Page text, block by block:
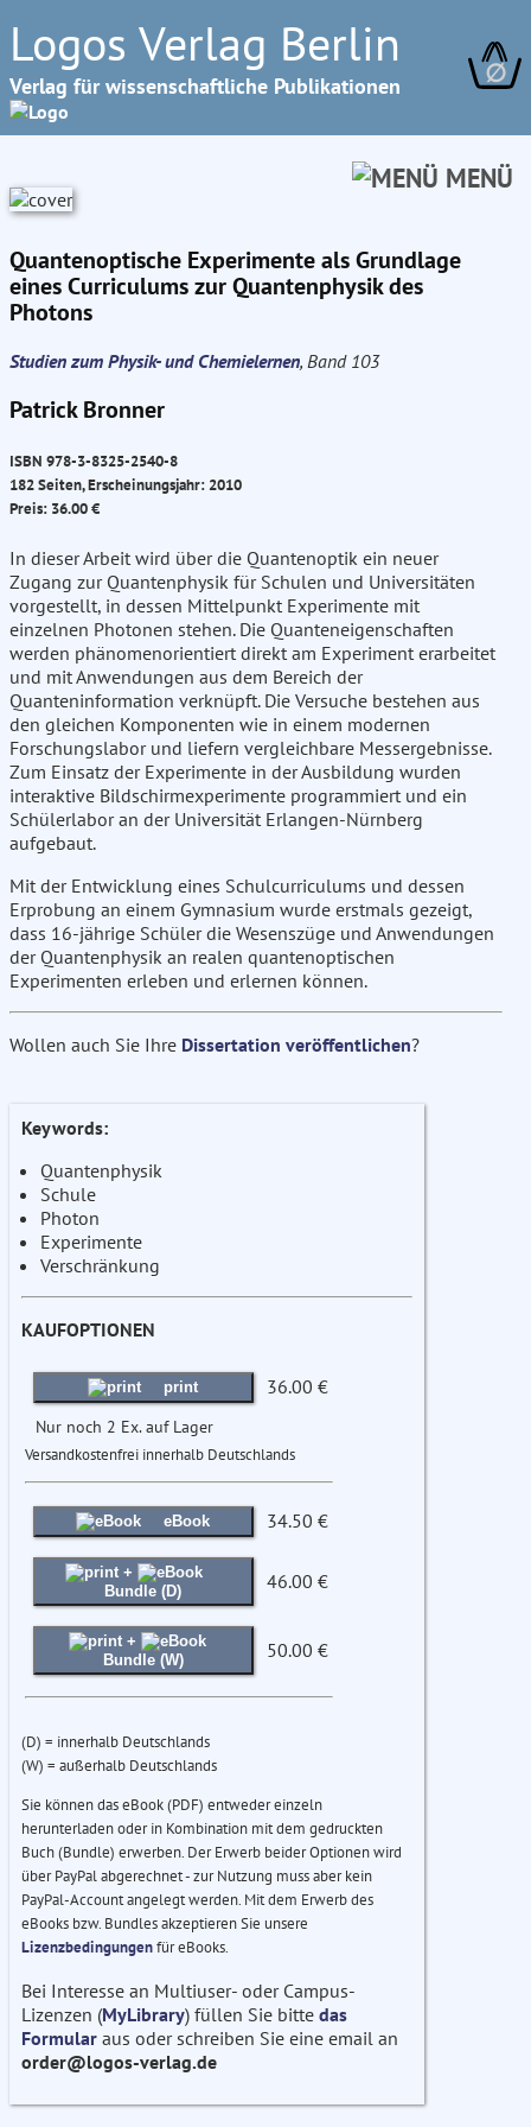
Logos Verlag Berlin
Verlag für wissenschaftliche Publikationen ∅
MENÜ
Quantenoptische Experimente als Grundlage
eines Curriculums zur Quantenphysik des
Photons
Studien zum Physik- und Chemielernen, Band 103
Patrick Bronner
ISBN 978-3-8325-2540-8
182 Seiten, Erscheinungsjahr: 2010
Preis: 36.00 €
In dieser Arbeit wird über die Quantenoptik ein neuer
Zugang zur Quantenphysik für Schulen und Universitäten
vorgestellt, in dessen Mittelpunkt Experimente mit
einzelnen Photonen stehen. Die Quanteneigenschaften
werden phänomenorientiert direkt am Experiment erarbeitet
und mit Anwendungen aus dem Bereich der
Quanteninformation verknüpft. Die Versuche bestehen aus
den gleichen Komponenten wie in einem modernen
Forschungslabor und liefern vergleichbare Messergebnisse.
Zum Einsatz der Experimente in der Ausbildung wurden
interaktive Bildschirmexperimente programmiert und ein
Schülerlabor an der Universität Erlangen-Nürnberg
aufgebaut.
Mit der Entwicklung eines Schulcurriculums und dessen
Erprobung an einem Gymnasium wurde erstmals gezeigt,
dass 16-jährige Schüler die Wesenszüge und Anwendungen
der Quantenphysik an realen quantenoptischen
Experimenten erleben und erlernen können.
Wollen auch Sie Ihre Dissertation veröffentlichen?
Keywords:
Quantenphysik
Schule
Photon
Experimente
Verschränkung
KAUFOPTIONEN
print 36.00 €
Nur noch 2 Ex. auf Lager
Versandkostenfrei innerhalb Deutschlands
eBook 34.50 €
+
Bundle (D)
46.00 €
+
Bundle (W)
50.00 €
(D) = innerhalb Deutschlands
(W) = außerhalb Deutschlands
Sie können das eBook (PDF) entweder einzeln
herunterladen oder in Kombination mit dem gedruckten
Buch (Bundle) erwerben. Der Erwerb beider Optionen wird
über PayPal abgerechnet - zur Nutzung muss aber kein
PayPal-Account angelegt werden. Mit dem Erwerb des
eBooks bzw. Bundles akzeptieren Sie unsere
Lizenzbedingungenfür eBooks.
Bei Interesse an Multiuser- oder Campus-
Lizenzen (MyLibrary) füllen Sie bitte das
Formular aus oder schreiben Sie eine email an
order@logos-verlag.de